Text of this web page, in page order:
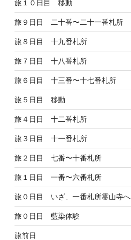
旅１０日目 移動
旅９日目 二十番〜二十一番札所
旅８日目 十九番札所
旅７日目 十八番札所
旅６日目 十三番〜十七番札所
旅５日目 移動
旅４日目 十二番札所
旅３日目 十一番札所
旅２日目 七番〜十番札所
旅１日目 一番〜六番札所
旅０日目 いざ、一番札所霊山寺へ
旅０日目 藍染体験
旅前日